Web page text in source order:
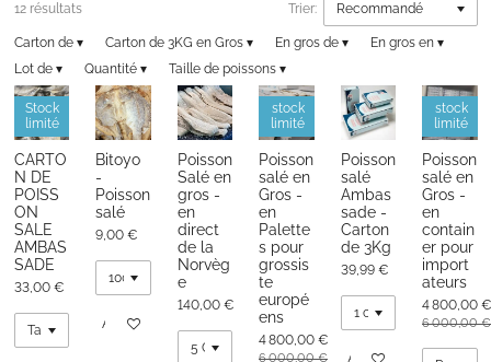
12 résultats Trier:
Carton de ▾ Carton de 3KG en Gros ▾ En gros de ▾ En gros en ▾
Lot de ▾ Quantité ▾ Taille de poissons ▾
Stock
limité
CARTO
N DE
POISS
ON
SALE
AMBAS
SADE
33,00 €
Bitoyo
-
Poisson
salé
9,00 €
Ajouter au panier
Poisson
Salé en
gros -
en
direct
de la
Norvèg
e
140,00 €
stock
limité
Poisson
salé en
Gros -
en
Palette
s pour
grossis
te
europé
ens
4 800,00 €
6 000,00 €
Poisson
salé
Ambas
sade -
Carton
de 3Kg
39,99 €
Ajouter au panier
stock
limité
Poisson
salé en
Gros -
en
contain
er pour
import
ateurs
4 800,00 €
6 000,00 €